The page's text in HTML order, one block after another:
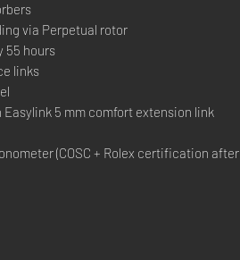
via Perpetual rotor
55 hours
links
5 mm comfort extension link
(COSC + Rolex certification after